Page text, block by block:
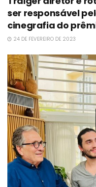
ser responsável
cinegrafia do
24 DE FEVEREIRO DE 2023